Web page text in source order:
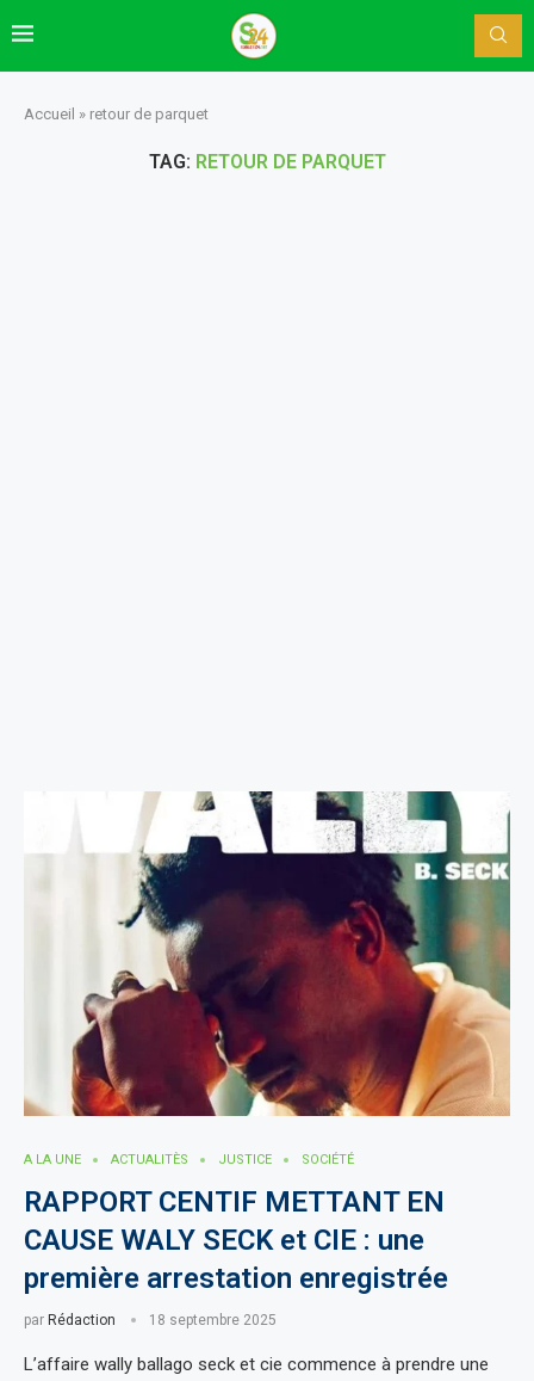
Accueil » retour de parquet
TAG: RETOUR DE PARQUET
A LA UNE ACTUALITÈS JUSTICE SOCIÉTÉ
RAPPORT CENTIF METTANT EN
CAUSE WALY SECK et CIE : une
première arrestation enregistrée
par Rédaction 18 septembre 2025
L’affaire wally ballago seck et cie commence à prendre une